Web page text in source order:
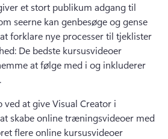
et stort publikum adgang til
seerne kan genbesøge og gense
forklare nye processer til tjeklister
De bedste kursusvideoer
at følge med i og inkluderer
at give Visual Creator i
tab)
skabe online træningsvideoer med
flere online kursusvideoer